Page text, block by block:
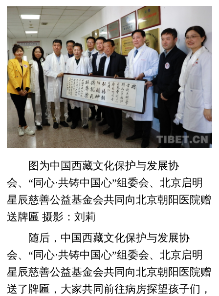
图为中国西藏文化保护与发展协
会、“同心·共铸中国心”组委会、北京启明
星辰慈善公益基金会共同向北京朝阳医院赠
送牌匾 摄影：刘莉
随后，中国西藏文化保护与发展协
会、“同心·共铸中国心”组委会、北京启明
星辰慈善公益基金会共同向北京朝阳医院赠
送了牌匾，大家共同前往病房探望孩子们，